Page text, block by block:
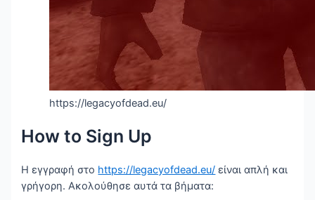
https://legacyofdead.eu/
How to Sign Up
Η εγγραφή στο https://legacyofdead.eu/ είναι απλή και
γρήγορη. Ακολούθησε αυτά τα βήματα: